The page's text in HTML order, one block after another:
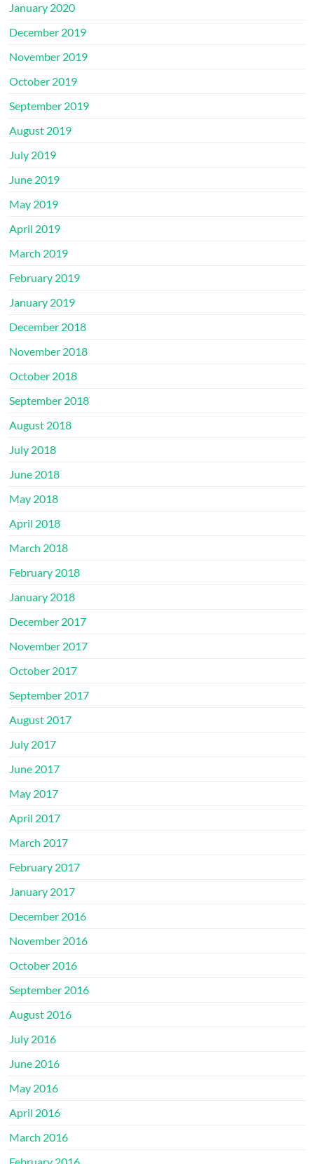
January 2020
December 2019
November 2019
October 2019
September 2019
August 2019
July 2019
June 2019
May 2019
April 2019
March 2019
February 2019
January 2019
December 2018
November 2018
October 2018
September 2018
August 2018
July 2018
June 2018
May 2018
April 2018
March 2018
February 2018
January 2018
December 2017
November 2017
October 2017
September 2017
August 2017
July 2017
June 2017
May 2017
April 2017
March 2017
February 2017
January 2017
December 2016
November 2016
October 2016
September 2016
August 2016
July 2016
June 2016
May 2016
April 2016
March 2016